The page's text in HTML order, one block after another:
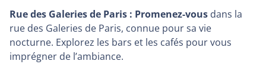
Rue des Galeries de Paris : Promenez-vous dans la
rue des Galeries de Paris, connue pour sa vie
nocturne. Explorez les bars et les cafés pour vous
imprégner de l’ambiance.